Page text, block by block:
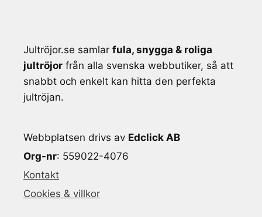
Jultröjor.se samlar fula, snygga & roliga
jultröjor från alla svenska webbutiker, så att
snabbt och enkelt kan hitta den perfekta
jultröjan.
Webbplatsen drivs av Edclick AB
Org-nr: 559022-4076
Kontakt
Cookies & villkor